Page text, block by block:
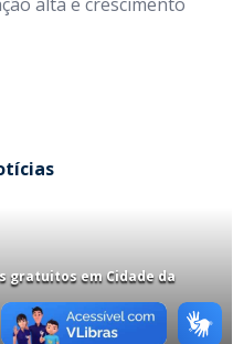
gratuitos em Cidade da